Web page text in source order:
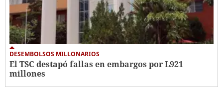
DESEMBOLSOS MILLONARIOS
El TSC destapó fallas en embargos por L921
millones